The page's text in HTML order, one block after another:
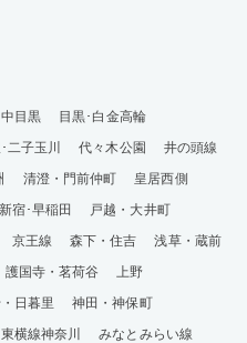
目黒
目黒･白金高輪
二子玉川 代々木公園
井の頭線
清澄・門前仲町
皇居西側
宿･早稲田
戸越・大井町
京王線 森下・住吉
浅草・蔵前
護国寺・茗荷谷
上野
日暮里
神田・神保町
東横線神奈川
みなとみらい線